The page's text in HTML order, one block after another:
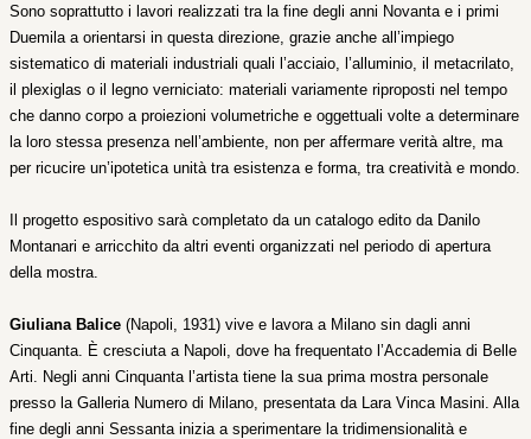
Sono soprattutto i lavori realizzati tra la fine degli anni Novanta e i primi
Duemila a orientarsi in questa direzione, grazie anche all’impiego
sistematico di materiali industriali quali l’acciaio, l’alluminio, il metacrilato,
il plexiglas o il legno verniciato: materiali variamente riproposti nel tempo
che danno corpo a proiezioni volumetriche e oggettuali volte a determinare
la loro stessa presenza nell’ambiente, non per affermare verità altre, ma
per ricucire un’ipotetica unità tra esistenza e forma, tra creatività e mondo.
Il progetto espositivo sarà completato da un catalogo edito da Danilo
Montanari e arricchito da altri eventi organizzati nel periodo di apertura
della mostra.
Giuliana Balice (Napoli, 1931) vive e lavora a Milano sin dagli anni
Cinquanta. È cresciuta a Napoli, dove ha frequentato l’Accademia di Belle
Arti. Negli anni Cinquanta l’artista tiene la sua prima mostra personale
presso la Galleria Numero di Milano, presentata da Lara Vinca Masini. Alla
fine degli anni Sessanta inizia a sperimentare la tridimensionalità e